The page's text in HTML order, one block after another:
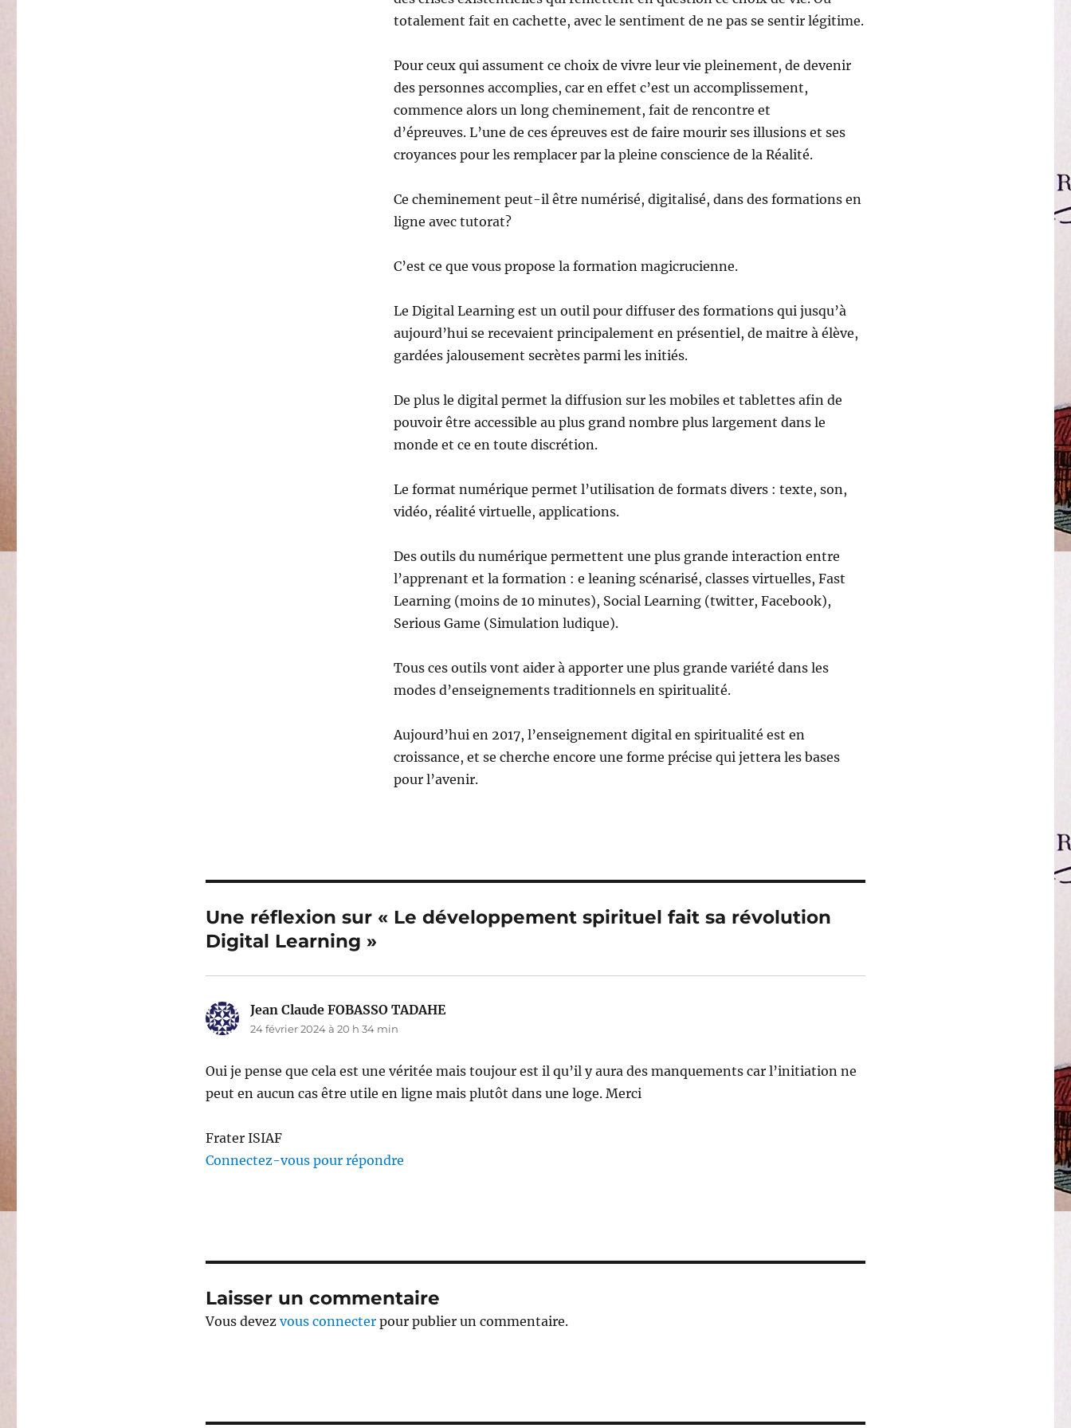
totalement fait en cachette, avec le sentiment de ne pas se sentir légitime.
Pour ceux qui assument ce choix de vivre leur vie pleinement, de devenir
des personnes accomplies, car en effet c’est un accomplissement,
commence alors un long cheminement, fait de rencontre et
d’épreuves. L’une de ces épreuves est de faire mourir ses illusions et ses
croyances pour les remplacer par la pleine conscience de la Réalité.
Ce cheminement peut-il être numérisé, digitalisé, dans des formations en
ligne avec tutorat?
C’est ce que vous propose la formation magicrucienne.
Le Digital Learning est un outil pour diffuser des formations qui jusqu’à
aujourd’hui se recevaient principalement en présentiel, de maitre à élève,
gardées jalousement secrètes parmi les initiés.
De plus le digital permet la diffusion sur les mobiles et tablettes afin de
pouvoir être accessible au plus grand nombre plus largement dans le
monde et ce en toute discrétion.
Le format numérique permet l’utilisation de formats divers : texte, son,
vidéo, réalité virtuelle, applications.
Des outils du numérique permettent une plus grande interaction entre
l’apprenant et la formation : e leaning scénarisé, classes virtuelles, Fast
Learning (moins de 10 minutes), Social Learning (twitter, Facebook),
Serious Game (Simulation ludique).
Tous ces outils vont aider à apporter une plus grande variété dans les
modes d’enseignements traditionnels en spiritualité.
Aujourd’hui en 2017, l’enseignement digital en spiritualité est en
croissance, et se cherche encore une forme précise qui jettera les bases
pour l’avenir.
Une réflexion sur « Le développement spirituel fait sa révolution
Digital Learning »
Jean Claude FOBASSO TADAHEdit :
24 février 2024 à 20 h 34 min
Oui je pense que cela est une véritée mais toujour est il qu’il y aura des manquements car l’initiation ne
peut en aucun cas être utile en ligne mais plutôt dans une loge. Merci
Frater ISIAF
Connectez-vous pour répondre
Laisser un commentaire
Vous devez vous connecterpour publier un commentaire.